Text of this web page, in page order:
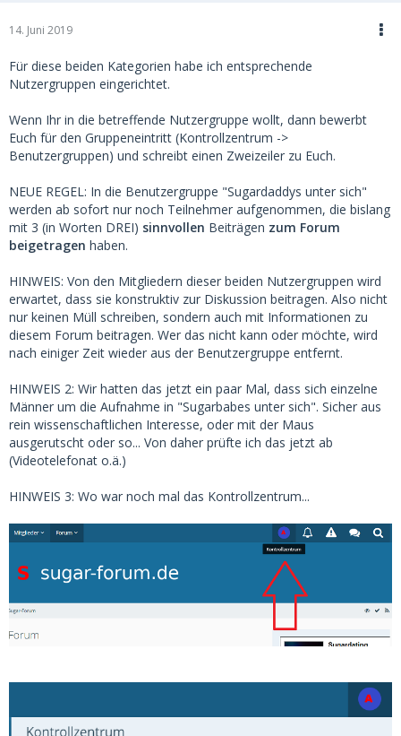
14. Juni 2019
Für diese beiden Kategorien habe ich entsprechende
Nutzergruppen eingerichtet.
Wenn Ihr in die betreffende Nutzergruppe wollt, dann bewerbt
Euch für den Gruppeneintritt (Kontrollzentrum ->
Benutzergruppen) und schreibt einen Zweizeiler zu Euch.
NEUE REGEL: In die Benutzergruppe "Sugardaddys unter sich"
werden ab sofort nur noch Teilnehmer aufgenommen, die bislang
mit 3 (in Worten DREI) sinnvollen Beiträgen zum Forum
beigetragen haben.
HINWEIS: Von den Mitgliedern dieser beiden Nutzergruppen wird
erwartet, dass sie konstruktiv zur Diskussion beitragen. Also nicht
nur keinen Müll schreiben, sondern auch mit Informationen zu
diesem Forum beitragen. Wer das nicht kann oder möchte, wird
nach einiger Zeit wieder aus der Benutzergruppe entfernt.
HINWEIS 2: Wir hatten das jetzt ein paar Mal, dass sich einzelne
Männer um die Aufnahme in "Sugarbabes unter sich". Sicher aus
rein wissenschaftlichen Interesse, oder mit der Maus
ausgerutscht oder so... Von daher prüfte ich das jetzt ab
(Videotelefonat o.ä.)
HINWEIS 3: Wo war noch mal das Kontrollzentrum...